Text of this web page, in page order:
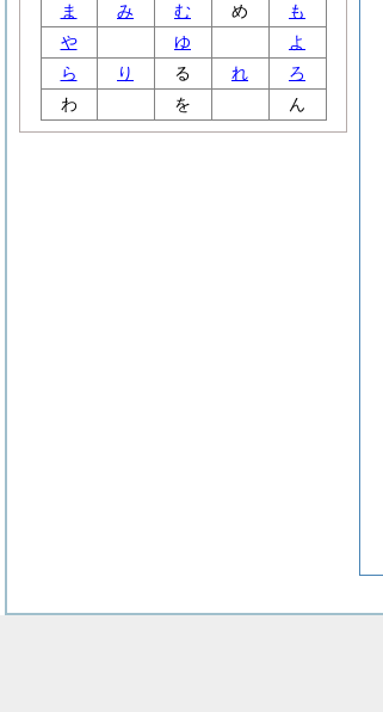
ま
み む め
も
や
ゆ
よ
ら
り る れ
ろ
わ
を ん